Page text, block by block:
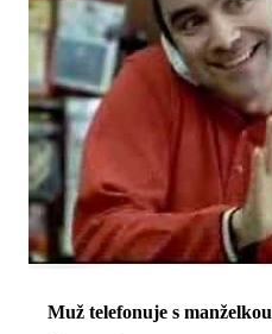
Muž telefonuje s manželkou